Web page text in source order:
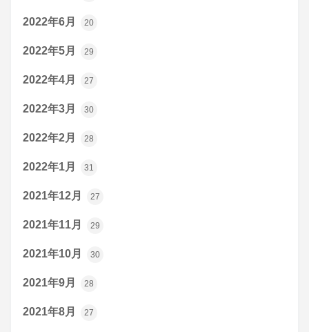
2022年6月 20
2022年5月 29
2022年4月 27
2022年3月 30
2022年2月 28
2022年1月 31
2021年12月 27
2021年11月 29
2021年10月 30
2021年9月 28
2021年8月 27